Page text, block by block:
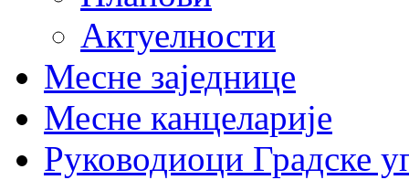
Актуелности
Месне заједнице
Месне канцеларије
Руководиоци Градске